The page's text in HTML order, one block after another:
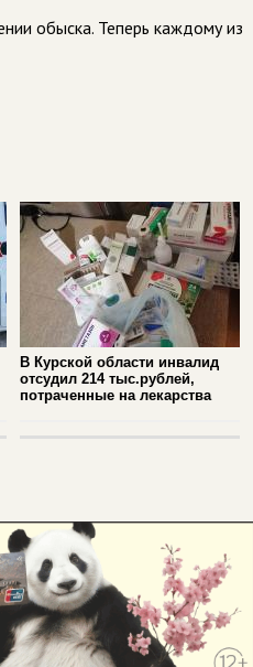
обыска. Теперь каждому из
В Курской области инвалид
отсудил 214 тыс.рублей,
потраченные на лекарства